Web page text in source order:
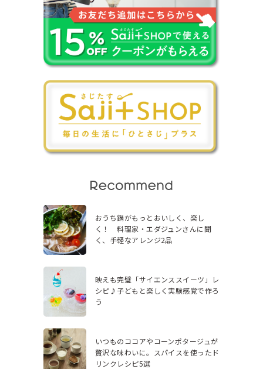
おうち鍋がもっとおいしく、楽し
く！ 料理家・エダジュンさんに聞
く、手軽なアレンジ2品
映えも完璧「サイエンススイーツ」レ
シピ♪子どもと楽しく実験感覚で作ろ
う
いつものココアやコーンポタージュが
贅沢な味わいに。スパイスを使ったド
リンクレシピ5選